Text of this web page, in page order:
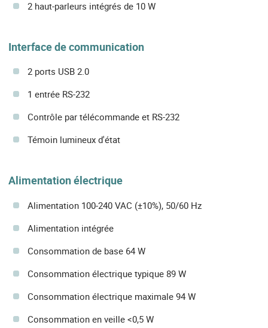
2 haut-parleurs intégrés de 10 W
Interface de communication
2 ports USB 2.0
1 entrée RS-232
Contrôle par télécommande et RS-232
Témoin lumineux d'état
Alimentation électrique
Alimentation 100-240 VAC (±10%), 50/60 Hz
Alimentation intégrée
Consommation de base 64 W
Consommation électrique typique 89 W
Consommation électrique maximale 94 W
Consommation en veille <0,5 W